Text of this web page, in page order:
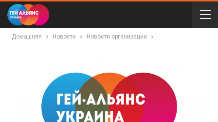
Домашняя Новости Новости организации